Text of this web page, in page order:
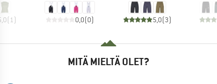
(1 ) 0,0(0) 5,0(3)
MITÄ MIELTÄ OLET?